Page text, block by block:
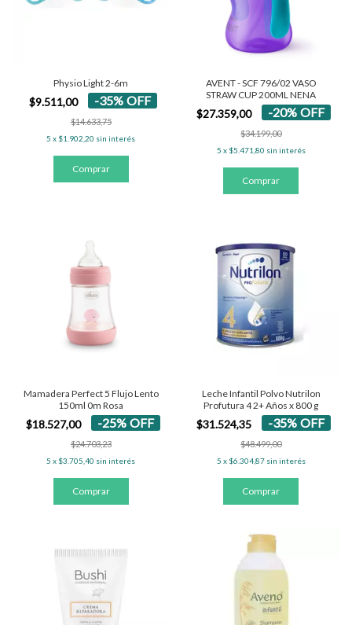
Physio Light 2-6m
$9.511,00 -35%OFF
$14.633,75
5 x $1.902,20 sin interés
AVENT - SCF 796/02 VASO
STRAW CUP 200ML NENA
$27.359,00 -20% OFF
$34.199,00
5 x $5.471,80 sin interés
Mamadera Perfect 5 Flujo Lento
150ml 0m Rosa
$18.527,00 -25%OFF
$24.703,23
5 x $3.705,40 sin interés
Leche Infantil Polvo Nutrilon
Profutura 4 2+ Años x 800 g
$31.524,35 -35% OFF
$48.499,00
5 x $6.304,87 sin interés